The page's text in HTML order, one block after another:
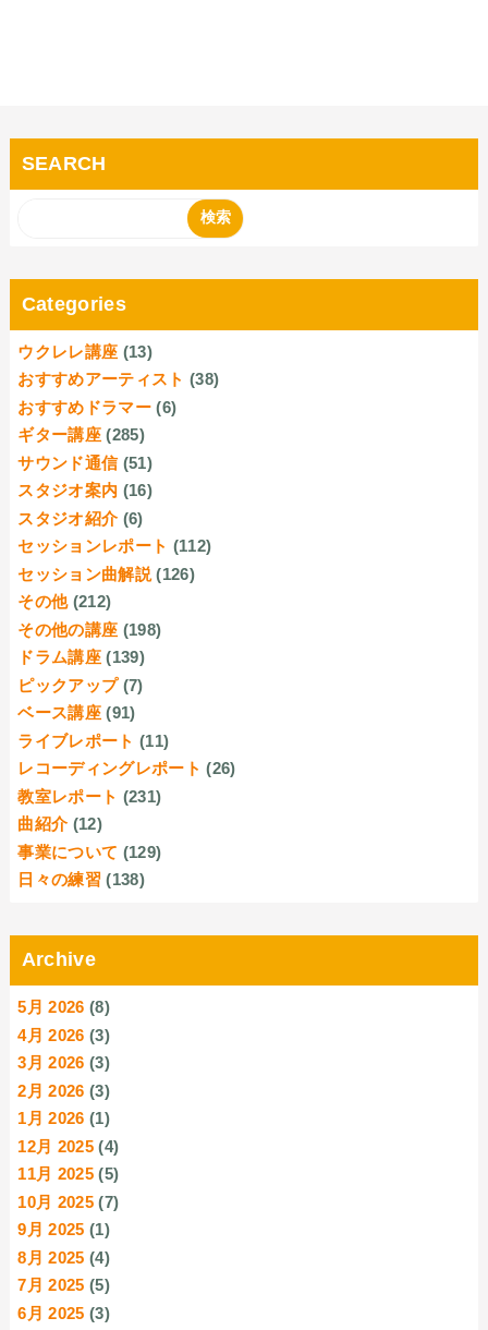
SEARCH
Categories
ウクレレ講座 (13)
おすすめアーティスト (38)
おすすめドラマー (6)
ギター講座 (285)
サウンド通信 (51)
スタジオ案内 (16)
スタジオ紹介 (6)
セッションレポート (112)
セッション曲解説 (126)
その他 (212)
その他の講座 (198)
ドラム講座 (139)
ピックアップ (7)
ベース講座 (91)
ライブレポート (11)
レコーディングレポート (26)
教室レポート (231)
曲紹介 (12)
事業について (129)
日々の練習 (138)
Archive
5月 2026 (8)
4月 2026 (3)
3月 2026 (3)
2月 2026 (3)
1月 2026 (1)
12月 2025 (4)
11月 2025 (5)
10月 2025 (7)
9月 2025 (1)
8月 2025 (4)
7月 2025 (5)
6月 2025 (3)